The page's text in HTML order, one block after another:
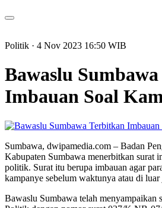
Politik · 4 Nov 2023 16:50 WIB
Bawaslu
Imbauan Soal
Sumbawa, dwipamedia.com – Badan
Kabupaten Sumbawa menerbitkan surat
politik. Surat itu berupa imbauan agar
kampanye sebelum waktunya atau di
Bawaslu Sumbawa telah menyampaikan